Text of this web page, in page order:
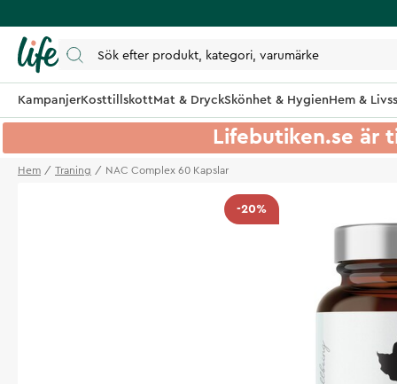
KampanjerKosttillskottMat & DryckSkönhet & HygienHem &
Lifebutiken.se är
Hem Traning NAC Complex 60 Kapslar
-20%